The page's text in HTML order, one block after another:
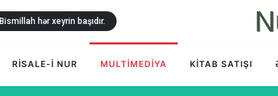
Bismillah hər xeyrin başıdır.
RİSALE-İ NUR MULTİMEDİYA KİTAB SATIŞI